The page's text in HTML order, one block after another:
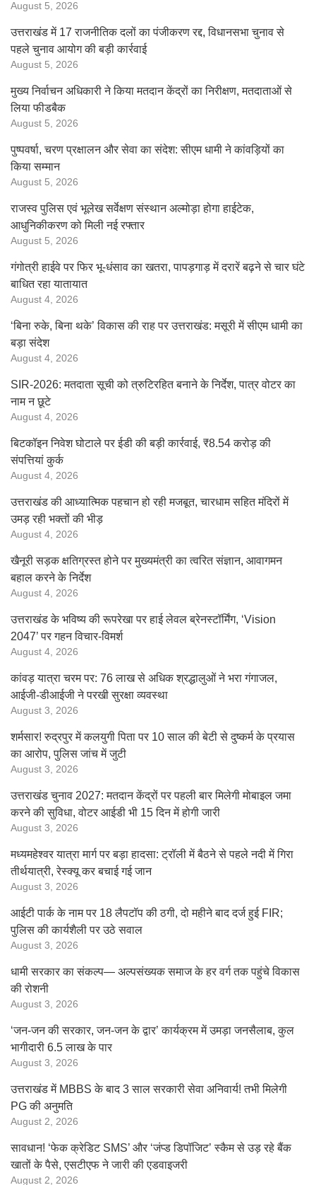
August 5, 2026
उत्तराखंड में 17 राजनीतिक दलों का पंजीकरण रद्द, विधानसभा चुनाव से
पहले चुनाव आयोग की बड़ी कार्रवाई
August 5, 2026
मुख्य निर्वाचन अधिकारी ने किया मतदान केंद्रों का निरीक्षण, मतदाताओं से
लिया फीडबैक
August 5, 2026
पुष्पवर्षा, चरण प्रक्षालन और सेवा का संदेश: सीएम धामी ने कांवड़ियों का
किया सम्मान
August 5, 2026
राजस्व पुलिस एवं भूलेख सर्वेक्षण संस्थान अल्मोड़ा होगा हाईटेक,
आधुनिकीकरण को मिली नई रफ्तार
August 5, 2026
गंगोत्री हाईवे पर फिर भू-धंसाव का खतरा, पापड़गाड़ में दरारें बढ़ने से चार घंटे
बाधित रहा यातायात
August 4, 2026
‘बिना रुके, बिना थके’ विकास की राह पर उत्तराखंड: मसूरी में सीएम धामी का
बड़ा संदेश
August 4, 2026
SIR-2026: मतदाता सूची को त्रुटिरहित बनाने के निर्देश, पात्र वोटर का
नाम न छूटे
August 4, 2026
बिटकॉइन निवेश घोटाले पर ईडी की बड़ी कार्रवाई, ₹8.54 करोड़ की
संपत्तियां कुर्क
August 4, 2026
उत्तराखंड की आध्यात्मिक पहचान हो रही मजबूत, चारधाम सहित मंदिरों में
उमड़ रही भक्तों की भीड़
August 4, 2026
खैनूरी सड़क क्षतिग्रस्त होने पर मुख्यमंत्री का त्वरित संज्ञान, आवागमन
बहाल करने के निर्देश
August 4, 2026
उत्तराखंड के भविष्य की रूपरेखा पर हाई लेवल ब्रेनस्टॉर्मिंग, ‘Vision
2047’ पर गहन विचार-विमर्श
August 4, 2026
कांवड़ यात्रा चरम पर: 76 लाख से अधिक श्रद्धालुओं ने भरा गंगाजल,
आईजी-डीआईजी ने परखी सुरक्षा व्यवस्था
August 3, 2026
शर्मसार! रुद्रपुर में कलयुगी पिता पर 10 साल की बेटी से दुष्कर्म के प्रयास
का आरोप, पुलिस जांच में जुटी
August 3, 2026
उत्तराखंड चुनाव 2027: मतदान केंद्रों पर पहली बार मिलेगी मोबाइल जमा
करने की सुविधा, वोटर आईडी भी 15 दिन में होगी जारी
August 3, 2026
मध्यमहेश्वर यात्रा मार्ग पर बड़ा हादसा: ट्रॉली में बैठने से पहले नदी में गिरा
तीर्थयात्री, रेस्क्यू कर बचाई गई जान
August 3, 2026
आईटी पार्क के नाम पर 18 लैपटॉप की ठगी, दो महीने बाद दर्ज हुई FIR;
पुलिस की कार्यशैली पर उठे सवाल
August 3, 2026
धामी सरकार का संकल्प— अल्पसंख्यक समाज के हर वर्ग तक पहुंचे विकास
की रोशनी
August 3, 2026
‘जन-जन की सरकार, जन-जन के द्वार’ कार्यक्रम में उमड़ा जनसैलाब, कुल
भागीदारी 6.5 लाख के पार
August 3, 2026
उत्तराखंड में MBBS के बाद 3 साल सरकारी सेवा अनिवार्य! तभी मिलेगी
PG की अनुमति
August 2, 2026
सावधान! ‘फेक क्रेडिट SMS’ और ‘जंप्ड डिपॉजिट’ स्कैम से उड़ रहे बैंक
खातों के पैसे, एसटीएफ ने जारी की एडवाइजरी
August 2, 2026